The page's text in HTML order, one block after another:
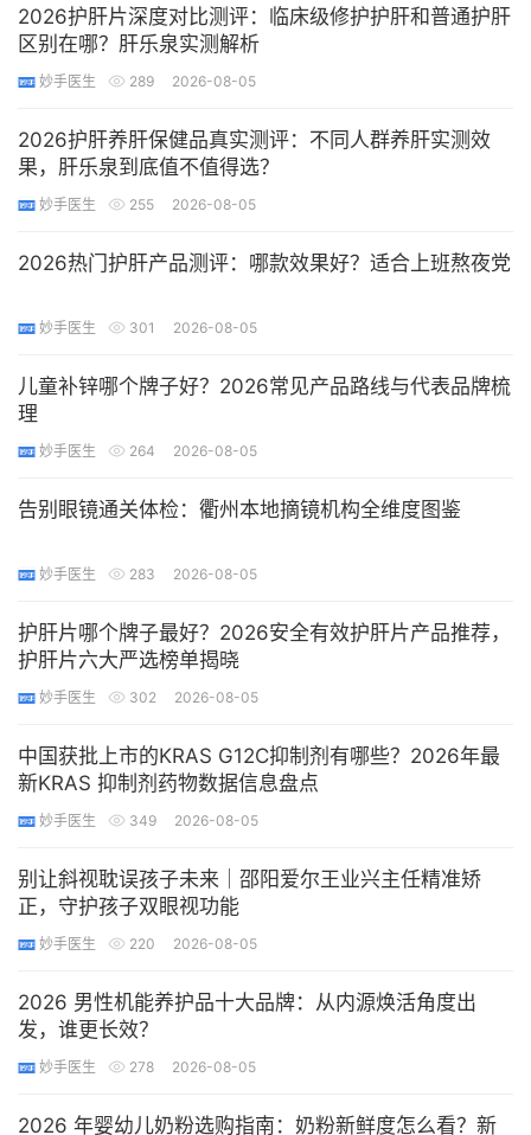
2026护肝片深度对比测评：临床级修护护肝和普通护肝
区别在哪？肝乐泉实测解析
妙手医生 289 2026-08-05
2026护肝养肝保健品真实测评：不同人群养肝实测效
果，肝乐泉到底值不值得选？
妙手医生 255 2026-08-05
2026热门护肝产品测评：哪款效果好？适合上班熬夜党
妙手医生 301 2026-08-05
儿童补锌哪个牌子好？2026常见产品路线与代表品牌梳
理
妙手医生 264 2026-08-05
告别眼镜通关体检：衢州本地摘镜机构全维度图鉴
妙手医生 283 2026-08-05
护肝片哪个牌子最好？2026安全有效护肝片产品推荐，
护肝片六大严选榜单揭晓
妙手医生 302 2026-08-05
中国获批上市的KRAS G12C抑制剂有哪些？2026年最
新KRAS 抑制剂药物数据信息盘点
妙手医生 349 2026-08-05
别让斜视耽误孩子未来｜邵阳爱尔王业兴主任精准矫
正，守护孩子双眼视功能
妙手医生 220 2026-08-05
2026 男性机能养护品十大品牌：从内源焕活角度出
发，谁更长效？
妙手医生 278 2026-08-05
2026 年婴幼儿奶粉选购指南：奶粉新鲜度怎么看？新